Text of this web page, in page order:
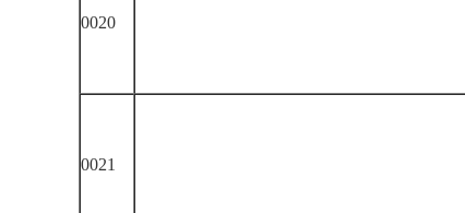
0020
0021